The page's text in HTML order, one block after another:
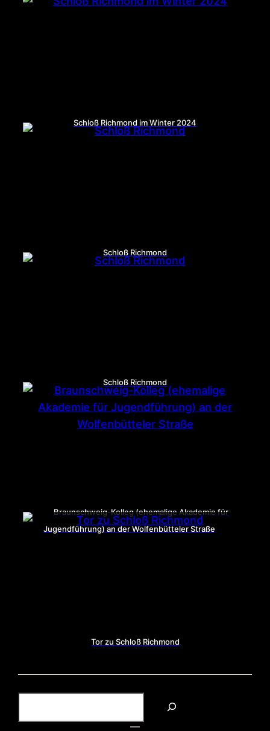
Schloß Richmond im Winter 2024
Schloß Richmond
Schloß Richmond
Braunschweig-Kolleg (ehemalige Akademie für
Jugendführung) an der Wolfenbütteler Straße
Tor zu Schloß Richmond